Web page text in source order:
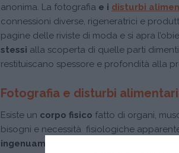
anonima. La fotografia e i disturbi
connessioni diverse, rigeneratrici e
pagine delle riviste di moda e si apra
stessi alla scoperta di quelle parti
restituiscano spessore e profondità alla
Fotografia e disturbi
Esiste un corpo fisico fatto di organi,
bisogni e necessità fisiologiche
ingenuamente si potrebbe ritenere